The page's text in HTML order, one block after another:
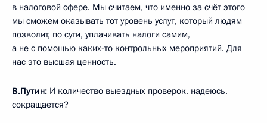
в налоговой сфере. Мы считаем, что именно за счёт этого
мы сможем оказывать тот уровень услуг, который людям
позволит, по сути, уплачивать налоги самим,
а не с помощью каких-то контрольных мероприятий. Для
нас это высшая ценность.
В.Путин: И количество выездных проверок, надеюсь,
сокращается?